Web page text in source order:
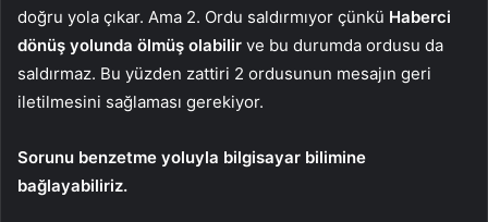
doğru yola çıkar. Ama 2. Ordu saldırmıyor çünkü Haberci
dönüş yolunda ölmüş olabilir ve bu durumda ordusu da
saldırmaz. Bu yüzden zattiri 2 ordusunun mesajın geri
iletilmesini sağlaması gerekiyor.
Sorunu benzetme yoluyla bilgisayar bilimine
bağlayabiliriz.